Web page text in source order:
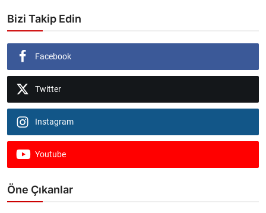
Bizi Takip Edin
Facebook
Twitter
Instagram
Youtube
Öne Çıkanlar